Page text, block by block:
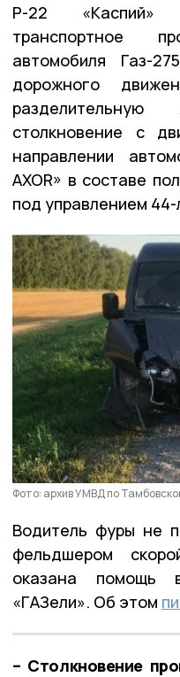
Р-22 «Каспий»
транспортное
автомобиля Газ-
дорожного
столкновение с
направлении
AXOR» в составе
под управлением
Фото: архив УМВД по
Водитель фуры не
фельдшером
оказана помощь
«ГАЗели». Об этом
– Столкновение